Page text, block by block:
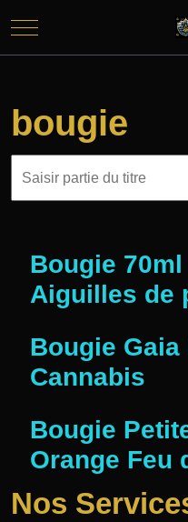
Mobile Menu Toggle
bougie
Bougie
Aiguilles de
Bougie Gaia
Cannabis
Bougie
Orange Feu
Nos